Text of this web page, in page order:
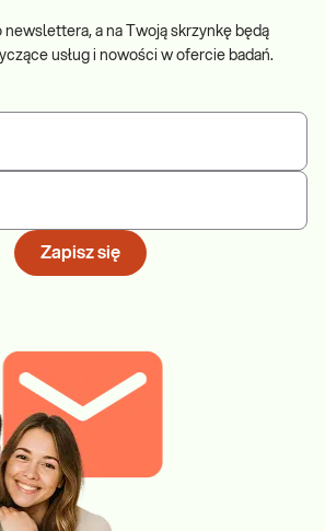
newslettera, a na Twoją skrzynkę będą
usług i nowości w ofercie badań.
Zapisz się